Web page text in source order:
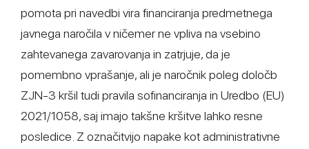
pomota pri navedbi vira financiranja predmetnega
javnega naročila v ničemer ne vpliva na vsebino
zahtevanega zavarovanja in zatrjuje, da je
pomembno vprašanje, ali je naročnik poleg določb
ZJN-3 kršil tudi pravila sofinanciranja in Uredbo (EU)
2021/1058, saj imajo takšne kršitve lahko resne
posledice. Z označitvijo napake kot administrativne